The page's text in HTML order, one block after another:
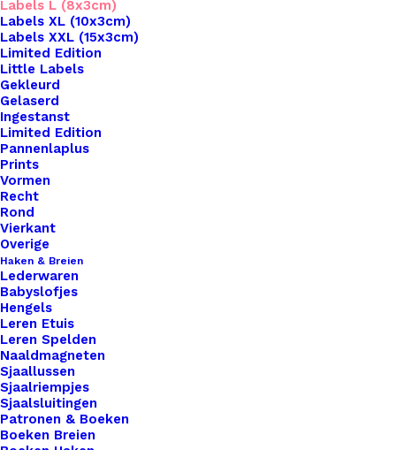
Labels L (8x3cm)
Labels XL (10x3cm)
Labels XXL (15x3cm)
Limited Edition
Little Labels
Gekleurd
Gelaserd
Ingestanst
Limited Edition
Pannenlaplus
Prints
Vormen
Recht
Rond
Vierkant
Overige
Haken & Breien
Lederwaren
Babyslofjes
Hengels
Leren Etuis
Leren Spelden
Naaldmagneten
Sjaallussen
Sjaalriempjes
Sjaalsluitingen
Patronen & Boeken
Boeken Breien
Home
Big Labels 8x3cm Made With ♥ Overdwars
Big Labels 8x3cm
Made With ♥
Overdwars
€3,25
Wil je je handgemaakte haak- en breiwerken naar
een hoger niveau tillen? Overweeg dan onze
prachtige leren labels, de perfecte finishing touch